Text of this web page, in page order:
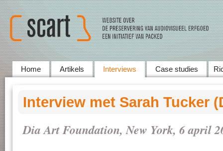
Home Artikels Interviews Case studies
Interview met Sarah Tucker
Dia Art Foundation, New York, 6 april